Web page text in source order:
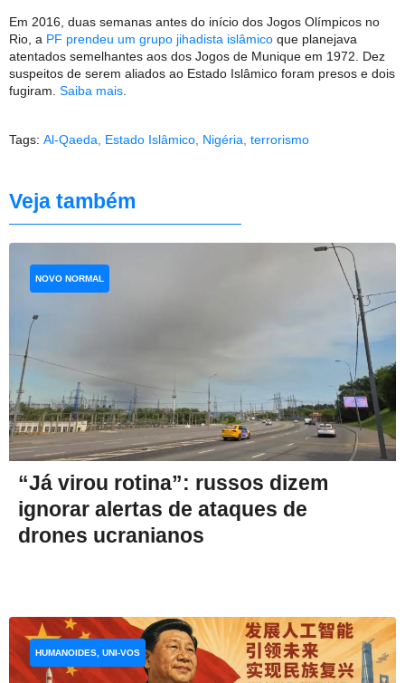
Em 2016, duas semanas antes do início dos Jogos Olímpicos no
Rio, a PF prendeu um grupo jihadista islâmico que planejava
atentados semelhantes aos dos Jogos de Munique em 1972. Dez
suspeitos de serem aliados ao Estado Islâmico foram presos e dois
fugiram. Saiba mais.
Tags: Al-Qaeda Estado Islâmico Nigéria terrorismo
Veja também
“Já virou rotina”: russos dizem
ignorar alertas de ataques de
drones ucranianos
NOVO NORMAL
HUMANOIDES, UNI-VOS